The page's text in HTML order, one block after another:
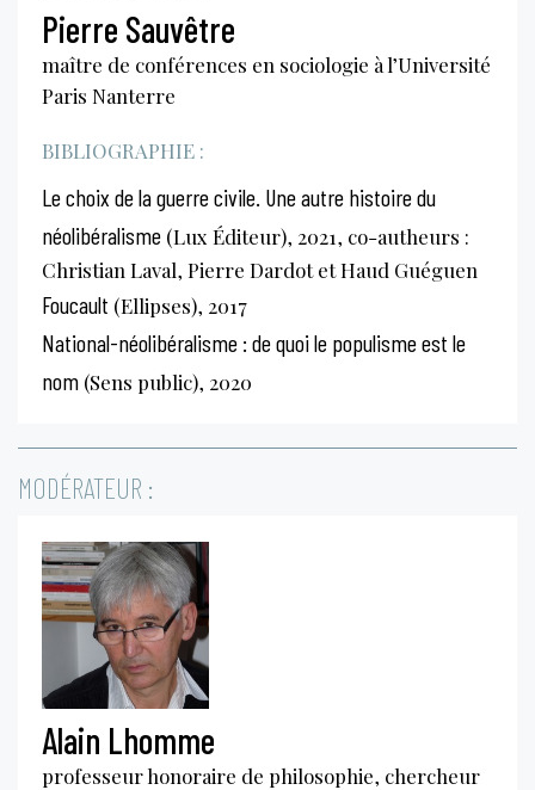
Pierre Sauvêtre
maître de conférences en sociologie à l’Université
Paris Nanterre
BIBLIOGRAPHIE :
Le choix de la guerre civile. Une autre histoire du
néolibéralisme (Lux Éditeur), 2021, co-autheurs :
Christian Laval, Pierre Dardot et Haud Guéguen
Foucault (Ellipses), 2017
National-néolibéralisme : de quoi le populisme est le
nom (Sens public), 2020
MODÉRATEUR :
Alain Lhomme
professeur honoraire de philosophie, chercheur